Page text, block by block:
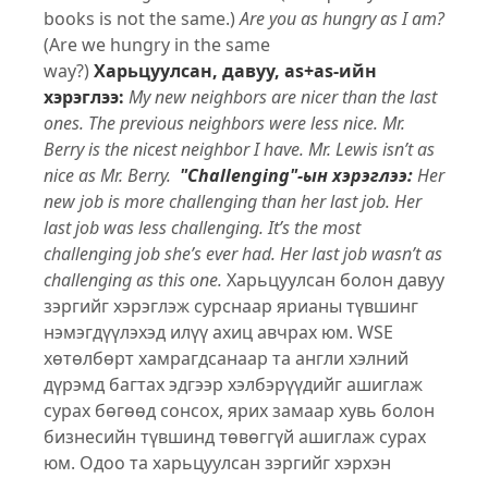
books is not the same.)Are you as hungry as I am?
(Are we hungry in the same
way?) Харьцуулсан, давуу, as+as-ийн
хэрэглээ: My new neighbors are nicer than the last
ones. The previous neighbors were less nice. Mr.
Berry is the nicest neighbor I have. Mr. Lewis isn’t as
nice as Mr. Berry. "Challenging"-ын хэрэглээ:Her
new job is more challenging than her last job. Her
last job was less challenging. It’s the most
challenging job she’s ever had. Her last job wasn’t as
challenging as this one. Харьцуулсан болон давуу
зэргийг хэрэглэж сурснаар ярианы түвшинг
нэмэгдүүлэхэд илүү ахиц авчрах юм. WSE
хөтөлбөрт хамрагдсанаар та англи хэлний
дүрэмд багтах эдгээр хэлбэрүүдийг ашиглаж
сурах бөгөөд сонсох, ярих замаар хувь болон
бизнесийн түвшинд төвөггүй ашиглаж сурах
юм. Одоо та харьцуулсан зэргийг хэрхэн